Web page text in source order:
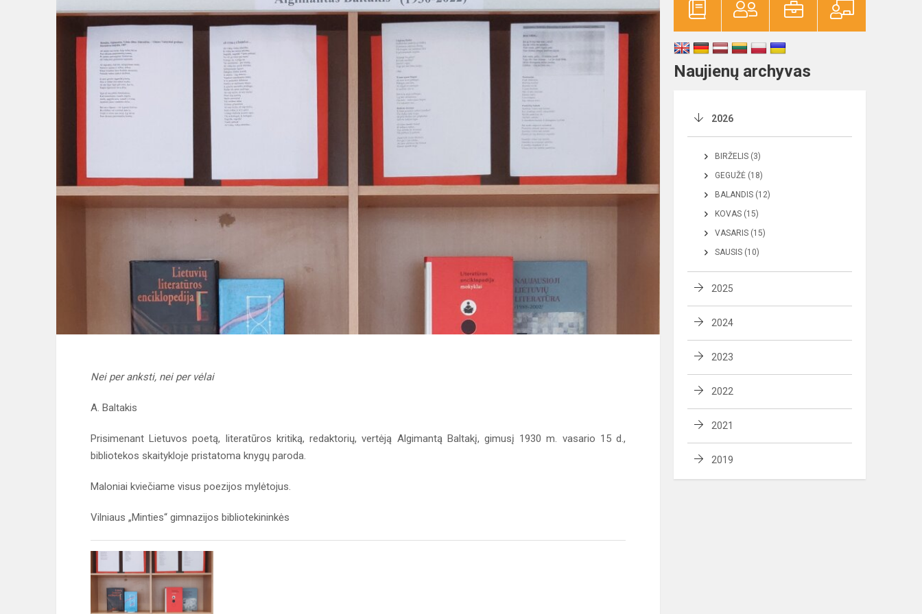
Nei per anksti, nei per vėlai
A. Baltakis
Prisimenant Lietuvos poetą, literatūros kritiką, redaktorių, vertėją Algimantą Baltakį, gimusį 1930 m. vasario 15 d.,
bibliotekos skaitykloje pristatoma knygų paroda.
Maloniai kviečiame visus poezijos mylėtojus.
Vilniaus „Minties“ gimnazijos bibliotekininkės
Naujienų archyvas
2026
BIRŽELIS (3)
GEGUŽĖ (18)
BALANDIS (12)
KOVAS (15)
VASARIS (15)
SAUSIS (10)
2025
2024
2023
2022
2021
2019